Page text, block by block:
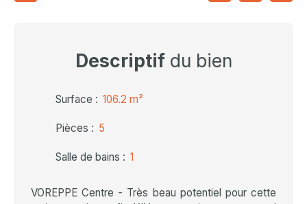
Descriptifdu bien
Surface : 106.2 m²
Pièces : 5
Salle de bains : 1
VOREPPE Centre - Très beau potentiel pour cette